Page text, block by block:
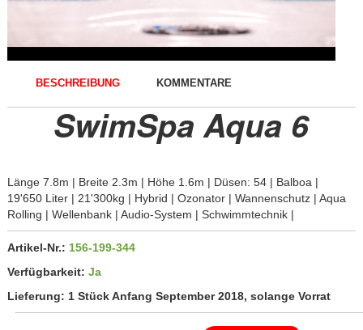
BESCHREIBUNG KOMMENTARE
SwimSpa Aqua 6
Länge 7.8m | Breite 2.3m | Höhe 1.6m | Düsen: 54 | Balboa |
19'650 Liter | 21'300kg | Hybrid | Ozonator | Wannenschutz | Aqua
Rolling | Wellenbank | Audio-System | Schwimmtechnik |
Artikel-Nr.: 156-199-344
Verfügbarkeit: Ja
Lieferung: 1 Stück Anfang September 2018, solange Vorrat